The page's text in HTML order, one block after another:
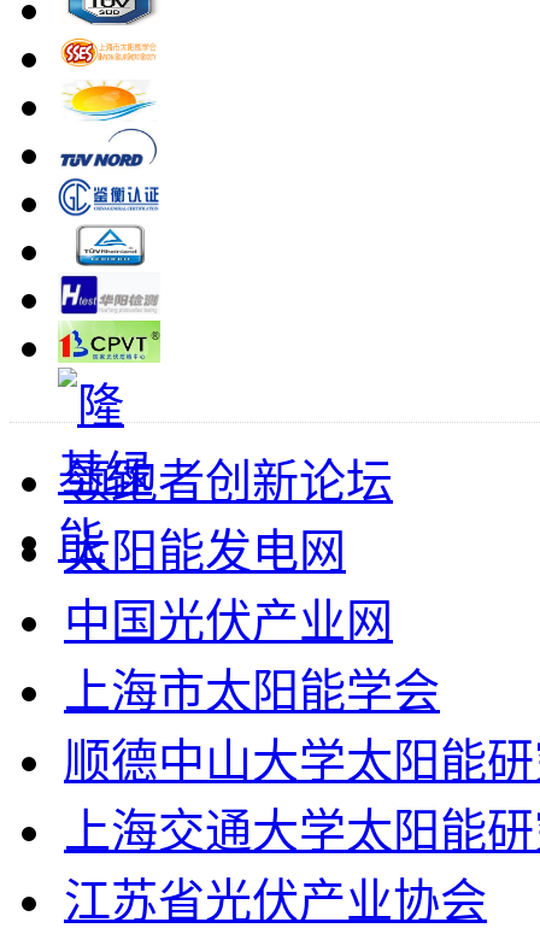
领跑者创新论坛
太阳能发电网
中国光伏产业网
上海市太阳能学会
顺德中山大学太阳能
上海交通大学太阳能
江苏省光伏产业协会